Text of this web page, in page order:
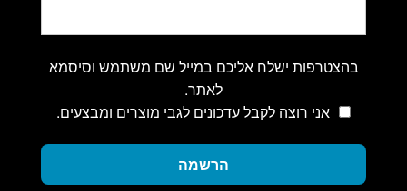
בהצטרפות ישלח אליכם במייל שם משתמש וסיסמא
לאתר.
אני רוצה לקבל עדכונים לגבי מוצרים ומבצעים.
הרשמה